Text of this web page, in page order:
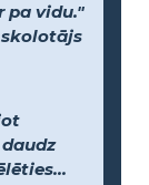
pa vidu."
skolotājs